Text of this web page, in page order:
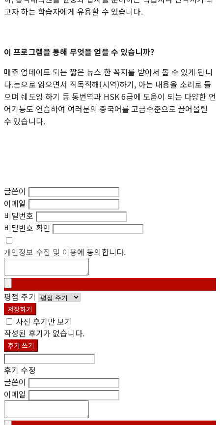
고자 하는 학습자에게 유용할 수 있습니다.
이 프로그램을 통해 무엇을 얻을 수 있습니까?
매주 업데이트 되는 짧은 뉴스 한 꼭지를 받아서 볼 수 있게 됩니
다.눈으로 읽으면서 직독직해(시역)하기, 아는 내용을 소리로 들
으며 쉐도잉 하기 등 통번역과 HSK 6급에 도움이 되는 다양한 언
어기능도 연습하여 여러분의 중국어를 고급수준으로 끌어올릴
수 있습니다.
글쓴이
이메일
비밀번호
비밀번호 확인
개인정보 수집 및 이용에 동의합니다.
평점 주기
저장하기
사진 후기만 보기
작성된 후기가 없습니다.
후기 쓰기
후기 수정
글쓴이
이메일